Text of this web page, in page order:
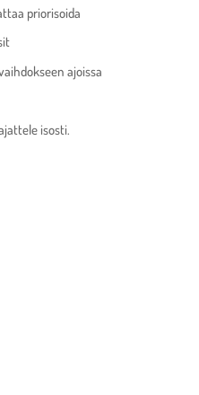
priorisoida
ajoissa
isosti.